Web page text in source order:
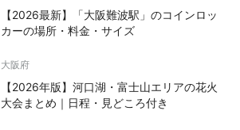
【2026最新】「大阪難波駅」のコインロッ
カーの場所・料金・サイズ
大阪府
【2026年版】河口湖・富士山エリアの花火
大会まとめ｜日程・見どころ付き